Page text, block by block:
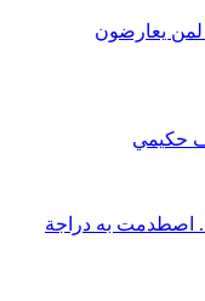
لمن يعارضون
حكيمي
اصطدمت به دراجة